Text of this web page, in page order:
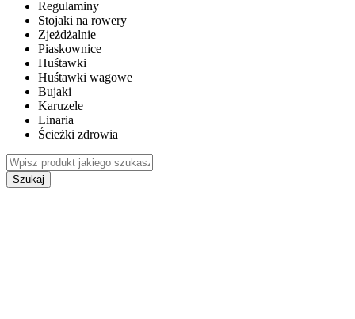
Regulaminy
Stojaki na rowery
Zjeżdżalnie
Piaskownice
Huśtawki
Huśtawki wagowe
Bujaki
Karuzele
Linaria
Ścieżki zdrowia
Szukaj